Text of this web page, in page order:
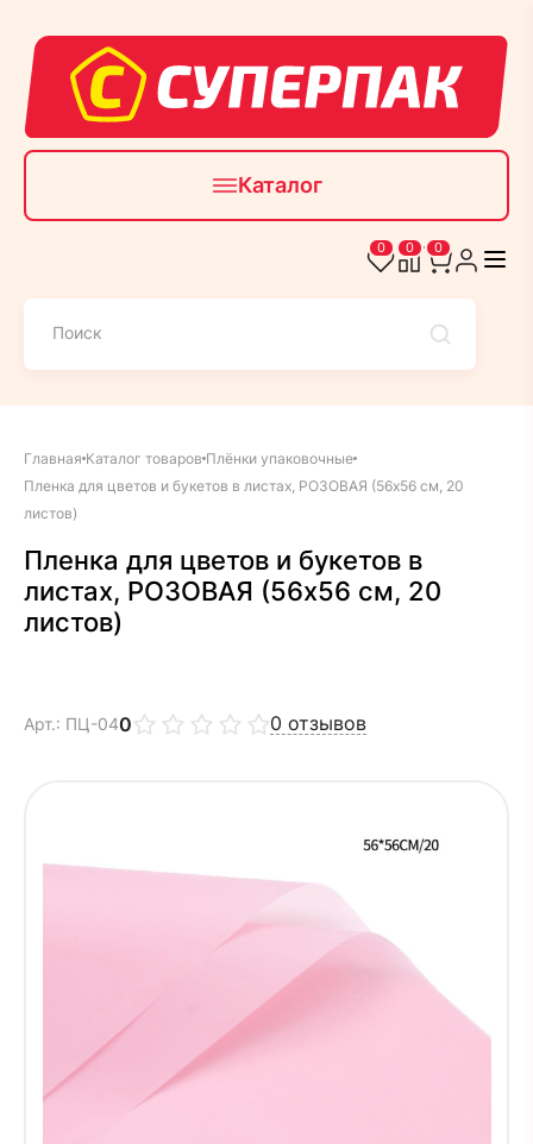
Каталог
0 0 0
Главная Каталог товаров Плёнки упаковочные
Пленка для цветов и букетов в листах, РОЗОВАЯ (56х56 см, 20
листов)
Пленка для цветов и букетов в
листах, РОЗОВАЯ (56х56 см, 20
листов)
Арт.: ПЦ-040 0 отзывов